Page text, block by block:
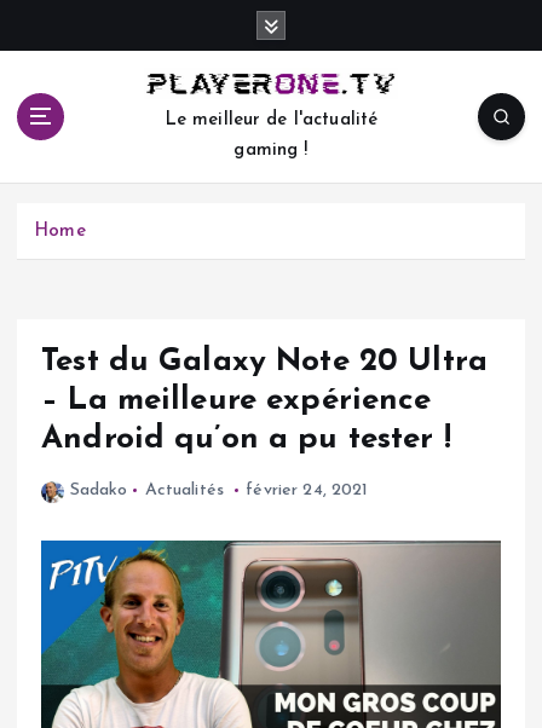
c
Le meilleur de l'actualité
gaming !
Home
Test du Galaxy Note 20 Ultra
– La meilleure expérience
Android qu’on a pu tester !
Sadako Actualités février 24, 2021